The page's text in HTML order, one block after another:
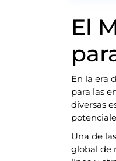
El
En la era
para las
diversas
Una de
global de